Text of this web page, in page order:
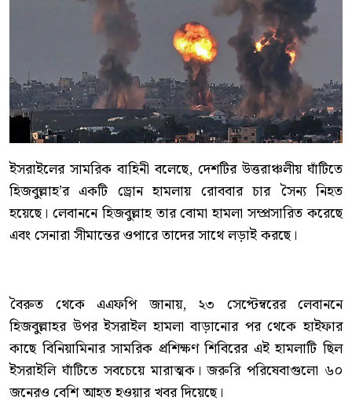
ইসরাইলের সামরিক বাহিনী বলেছে, দেশটির উত্তরাঞ্চলীয় ঘাঁটিতে
হিজবুল্লাহ’র একটি ড্রোন হামলায় রোববার চার সৈন্য নিহত
হয়েছে। লেবাননে হিজবুল্লাহ তার বোমা হামলা সম্প্রসারিত করেছে
এবং সেনারা সীমান্তের ওপারে তাদের সাথে লড়াই করছে।
বৈরুত থেকে এএফপি জানায়, ২৩ সেপ্টেম্বরের লেবাননে
হিজবুল্লাহর উপর ইসরাইল হামলা বাড়ানোর পর থেকে হাইফার
কাছে বিনিয়ামিনার সামরিক প্রশিক্ষণ শিবিরের এই হামলাটি ছিল
ইসরাইলি ঘাঁটিতে সবচেয়ে মারাত্মক। জরুরি পরিষেবাগুলো ৬০
জনেরও বেশি আহত হওয়ার খবর দিয়েছে।